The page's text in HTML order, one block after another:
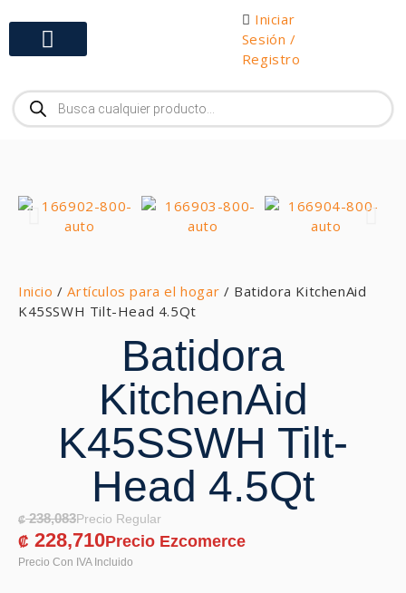
Iniciar
Sesión /
Registro
Inicio /Artículos para el hogar / Batidora KitchenAid
K45SSWH Tilt-Head 4.5Qt
Batidora
KitchenAid
K45SSWH Tilt-
Head 4.5Qt
₡238,083
₡ 228,710